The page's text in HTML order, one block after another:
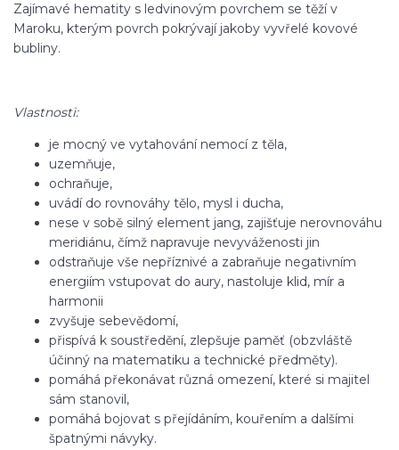
Zajímavé hematity s ledvinovým povrchem se těží v
Maroku, kterým povrch pokrývají jakoby vyvřelé kovové
bubliny.
Vlastnosti:
je mocný ve vytahování nemocí z těla,
uzemňuje,
ochraňuje,
uvádí do rovnováhy tělo, mysl i ducha,
nese v sobě silný element jang, zajišťuje nerovnováhu
meridiánu, čímž napravuje nevyváženosti jin
odstraňuje vše nepříznivé a zabraňuje negativním
energiím vstupovat do aury, nastoluje klid, mír a
harmonii
zvyšuje sebevědomí,
přispívá k soustředění, zlepšuje paměť (obzvláště
účinný na matematiku a technické předměty).
pomáhá překonávat různá omezení, které si majitel
sám stanovil,
pomáhá bojovat s přejídáním, kouřením a dalšími
špatnými návyky.